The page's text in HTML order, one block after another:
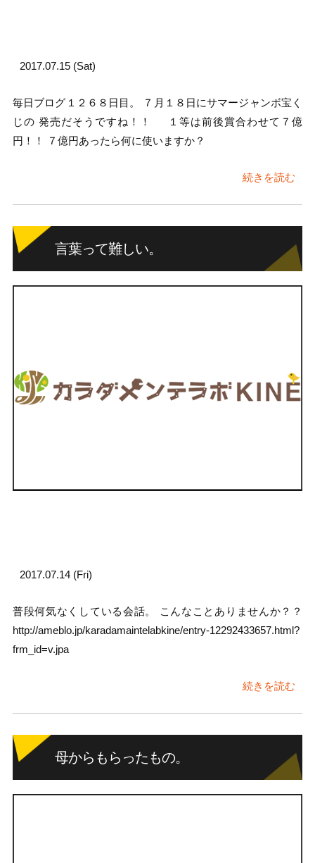
2017.07.15 (Sat)
毎日ブログ１２６８日目。 ７月１８日にサマージャンボ宝く
じの 発売だそうですね！！ １等は前後賞合わせて７億
円！！ ７億円あったら何に使いますか？
続きを読む
言葉って難しい。
2017.07.14 (Fri)
普段何気なくしている会話。 こんなことありませんか？？
http://ameblo.jp/karadamaintelabkine/entry-12292433657.html?
frm_id=v.jpa
続きを読む
母からもらったもの。